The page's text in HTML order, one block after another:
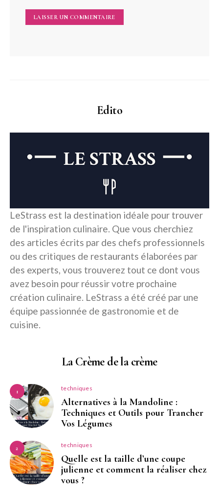
Edito
LeStrass est la destination idéale pour trouver
de l'inspiration culinaire. Que vous cherchiez
des articles écrits par des chefs professionnels
ou des critiques de restaurants élaborées par
des experts, vous trouverez tout ce dont vous
avez besoin pour réussir votre prochaine
création culinaire. LeStrass a été créé par une
équipe passionnée de gastronomie et de
cuisine.
La Crème de la crème
1 techniques
Alternatives à la Mandoline :
Techniques et Outils pour Trancher
Vos Légumes
2 techniques
Quelle est la taille d’une coupe
julienne et comment la réaliser chez
vous ?